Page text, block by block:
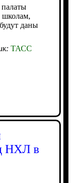
палаты
школам,
даны
ТАСС
НХЛ в